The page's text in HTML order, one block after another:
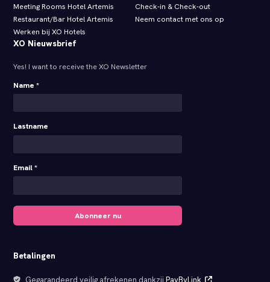
Meeting Rooms Hotel Artemis
Restaurant/Bar Hotel Artemis
Werken bij XO Hotels
Check‑in & Check‑out
Neem contact met ons op
XO Nieuwsbrief
Yes! I want to receive the XO Newsletter
Name *
Lastname
Email *
Abonneer nu
Betalingen
Gegarandeerd veilig afrekenen dankzijPayByLink